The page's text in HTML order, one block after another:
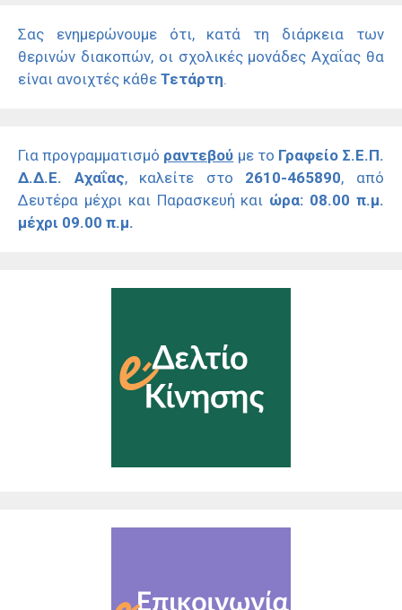
Σας ενημερώνουμε ότι, κατά τη διάρκεια των
θερινών διακοπών, οι σχολικές μονάδες Αχαΐας θα
είναι ανοιχτές κάθε Τετάρτη.
Για προγραμματισμό ραντεβού με το Γραφείο Σ.Ε.Π.
Δ.Δ.Ε. Αχαΐας, καλείτε στο 2610-465890, από
Δευτέρα μέχρι και Παρασκευή και ώρα: 08.00 π.μ.
μέχρι 09.00 π.μ.